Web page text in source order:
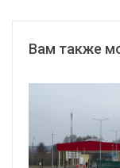
Вам также